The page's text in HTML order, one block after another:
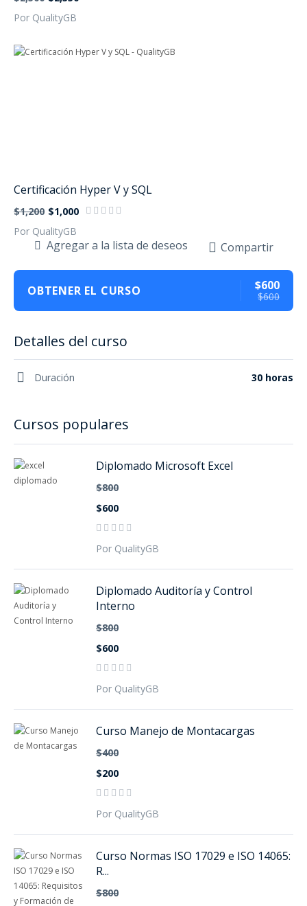
Por QualityGB
Certificación Hyper V y SQL
$1,200 $1,000
Por QualityGB
Agregar a la lista de deseos Compartir
OBTENER EL CURSO $600
$600
Detalles del curso
Duración 30 horas
Cursos populares
Diplomado Microsoft Excel
$800
$600
Por QualityGB
Diplomado Auditoría y Control
Interno
$800
$600
Por QualityGB
Curso Manejo de Montacargas
$400
$200
Por QualityGB
Curso Normas ISO 17029 e ISO 14065:
R...
$800